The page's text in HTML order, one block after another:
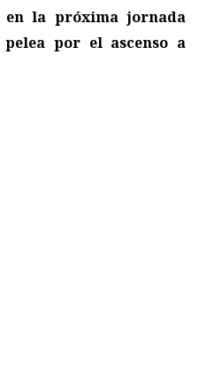
en la próxima jornada
por el ascenso a